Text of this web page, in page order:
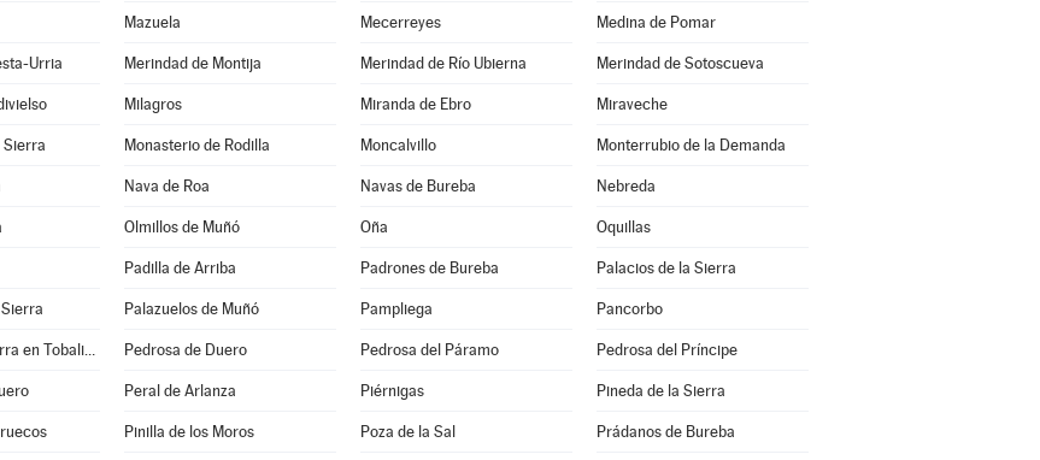
Mazuela Mecerreyes Medina de Pomar
Urria Merindad de Montija Merindad de Río Ubierna Merindad de Sotoscueva
Milagros Miranda de Ebro Miraveche
Sierra Monasterio de Rodilla Moncalvillo Monterrubio de la Demanda
Nava de Roa Navas de Bureba Nebreda
Olmillos de Muñó Oña Oquillas
Padilla de Arriba Padrones de Bureba Palacios de la Sierra
Palazuelos de Muñó Pampliega Pancorbo
Partido de la Sierra en Tobalina Pedrosa de Duero Pedrosa del Páramo Pedrosa del Príncipe
Peral de Arlanza Piérnigas Pineda de la Sierra
Pinilla de los Moros Poza de la Sal Prádanos de Bureba